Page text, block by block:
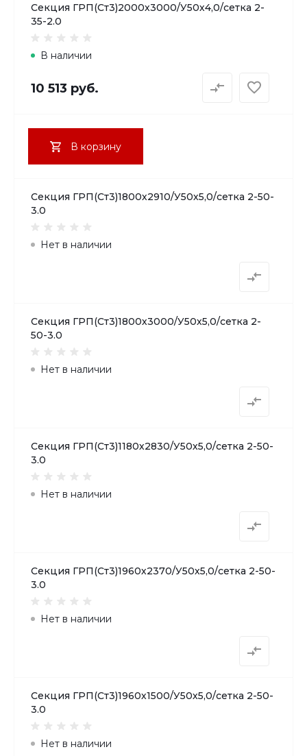
Секция ГРП(Ст3)2000х3000/У50х4,0/сетка 2-
35-2.0
В наличии
10 513 руб.
В корзину
Секция ГРП(Ст3)1800х2910/У50х5,0/сетка 2-50-
3.0
Нет в наличии
Секция ГРП(Ст3)1800х3000/У50х5,0/сетка 2-
50-3.0
Нет в наличии
Секция ГРП(Ст3)1180х2830/У50х5,0/сетка 2-50-
3.0
Нет в наличии
Секция ГРП(Ст3)1960х2370/У50х5,0/сетка 2-50-
3.0
Нет в наличии
Секция ГРП(Ст3)1960х1500/У50х5,0/сетка 2-50-
3.0
Нет в наличии